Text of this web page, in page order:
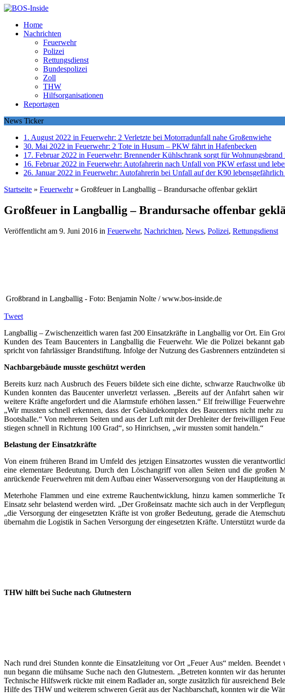
Home
Nachrichten
Feuerwehr
Polizei
Rettungsdienst
Bundespolizei
Zoll
THW
Hilfsorganisationen
Reportagen
News Ticker
1. August 2022 in Feuerwehr: 2 Verletzte bei Motorradunfall nahe Großenwiehe
30. Mai 2022 in Feuerwehr: 2 Tote in Husum – PKW fährt in Hafenbecken
17. Februar 2022 in Feuerwehr: Brennender Kühlschrank sorgt für Wohnungsbrand
16. Februar 2022 in Feuerwehr: Autofahrerin nach Unfall von PKW erfasst und
26. Januar 2022 in Feuerwehr: Autofahrerin bei Unfall auf der K90 lebensgefährlich
Startseite » Feuerwehr » Großfeuer in Langballig – Brandursache offenbar geklärt
Großfeuer in Langballig – Brandursache offenbar
Veröffentlicht am 9. Juni 2016 in Feuerwehr, Nachrichten, News, Polizei, Rettungsdienst
Großbrand in Langballig - Foto: Benjamin Nolte / www.bos-inside.de
Tweet
Langballig – Zwischenzeitlich waren fast 200 Einsatzkräfte in Langballig vor Ort. Ein
Kunden des Team Baucenters in Langballig die Feuerwehr. Wie die Polizei bekannt
spricht von fahrlässiger Brandstiftung. Infolge der Nutzung des Gasbrenners entzündeten
Nachbargebäude musste geschützt werden
Bereits kurz nach Ausbruch des Feuers bildete sich eine dichte, schwarze Rauchwolke
Kunden konnten das Baucenter unverletzt verlassen. „Bereits auf der Anfahrt sahen
weitere Kräfte angefordert und die Alarmstufe erhöhen lassen.“ Elf freiwillige
„Wir mussten schnell erkennen, dass der Gebäudekomplex des Baucenters nicht mehr
Bootshalle.“ Von mehreren Seiten und aus der Luft mit der Drehleiter der freiwilligen
stiegen schnell in Richtung 100 Grad“, so Hinrichsen, „wir mussten somit handeln.“
Belastung der Einsatzkräfte
Von einem früheren Brand im Umfeld des jetzigen Einsatzortes wussten die
eine elementare Bedeutung. Durch den Löschangriff von allen Seiten und die
anrückende Feuerwehren mit dem Aufbau einer Wasserversorgung von der
Meterhohe Flammen und eine extreme Rauchentwicklung, hinzu kamen sommerliche
Einsatz sehr belastend werden wird. „Der Großeinsatz machte sich auch in der
„die Versorgung der eingesetzten Kräfte ist von großer Bedeutung, gerade die
übernahm die Logistik in Sachen Versorgung der eingesetzten Kräfte. Unterstützt
THW hilft bei Suche nach Glutnestern
Nach rund drei Stunden konnte die Einsatzleitung vor Ort „Feuer Aus“ melden.
nun begann die mühsame Suche nach den Glutnestern. „Betreten konnten wir das
Technische Hilfswerk rückte mit einem Radlader an, sorgte zusätzlich für ausreichend
Hilfe des THW und weiterem schweren Gerät aus der Nachbarschaft, konnten wir die